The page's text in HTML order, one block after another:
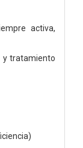
activa,
y tratamiento